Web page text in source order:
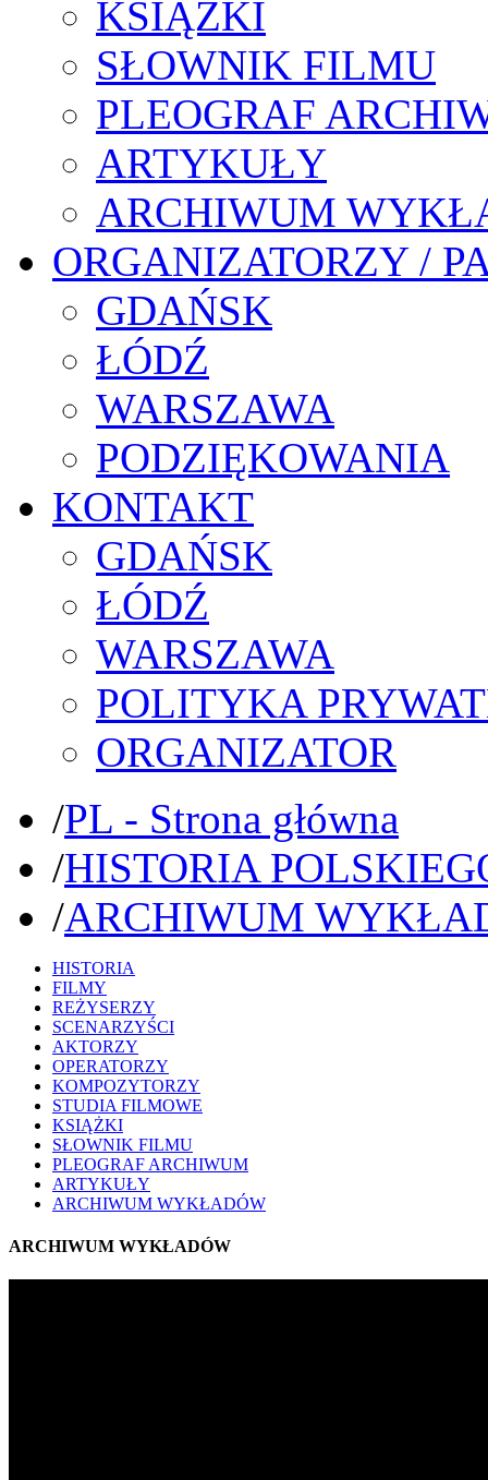
KSIĄŻKI
SŁOWNIK FILMU
PLEOGRAF
ARTYKUŁY
ARCHIWUM
ORGANIZATORZY /
GDAŃSK
ŁÓDŹ
WARSZAWA
PODZIĘKOWANIA
KONTAKT
GDAŃSK
ŁÓDŹ
WARSZAWA
POLITYKA
ORGANIZATOR
/PL - Strona główna
/HISTORIA
/ARCHIWUM
HISTORIA
FILMY
REŻYSERZY
SCENARZYŚCI
AKTORZY
OPERATORZY
KOMPOZYTORZY
STUDIA FILMOWE
KSIĄŻKI
SŁOWNIK FILMU
PLEOGRAF ARCHIWUM
ARTYKUŁY
ARCHIWUM WYKŁADÓW
ARCHIWUM WYKŁADÓW